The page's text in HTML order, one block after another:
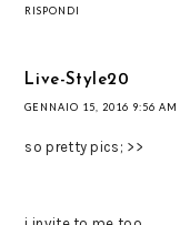
RISPONDI
Live-Style20
GENNAIO 15, 2016 9:56 AM
so pretty pics; >>